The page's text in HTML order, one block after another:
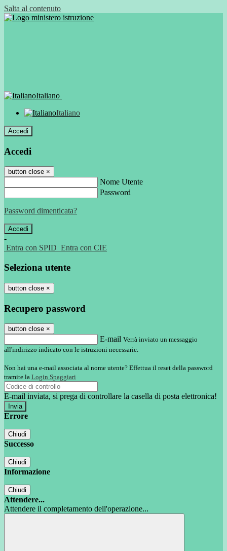
Salta al contenuto
Italiano
Italiano
Accedi
Accedi
button close ×
Nome Utente
Password
Password dimenticata?
-
Entra con SPID Entra con CIE
Seleziona utente
button close ×
Recupero password
button close ×
E-mail Verrà inviato un messaggio
all'indirizzo indicato con le istruzioni necessarie.
Non hai una e-mail associata al nome utente? Effettua il reset della password
tramite la Login Spaggiari
E-mail inviata, si prega di controllare la casella di posta elettronica!
Errore
Chiudi
Successo
Chiudi
Informazione
Chiudi
Attendere...
Attendere il completamento dell'operazione...